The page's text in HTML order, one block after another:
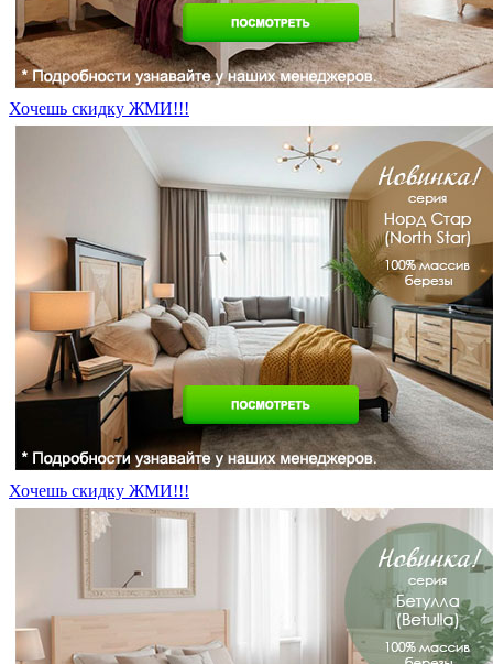
Хочешь скидку ЖМИ!!!
Хочешь скидку ЖМИ!!!